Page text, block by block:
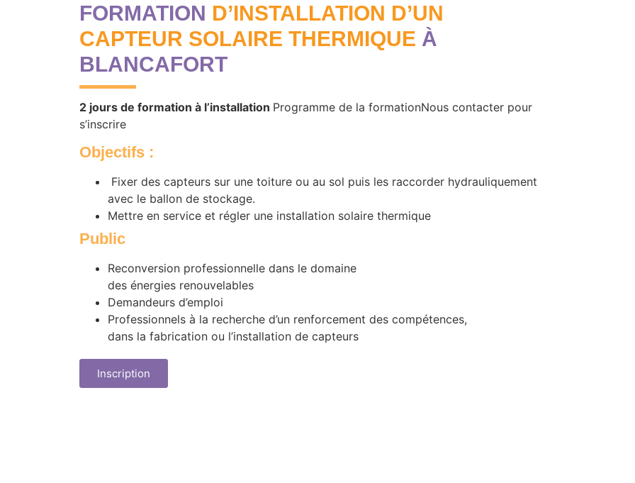
FORMATION D’INSTALLATION D’UN
CAPTEUR SOLAIRE THERMIQUE À
BLANCAFORT
2 jours de formation à l’installation Programme de la formationNous contacter pour
s’inscrire
Objectifs :
Fixer des capteurs sur une toiture ou au sol puis les raccorder hydrauliquement
avec le ballon de stockage.
Mettre en service et régler une installation solaire thermique
Public
Reconversion professionnelle dans le domaine
des énergies renouvelables
Demandeurs d’emploi
Professionnels à la recherche d’un renforcement des compétences,
dans la fabrication ou l’installation de capteurs
Inscription